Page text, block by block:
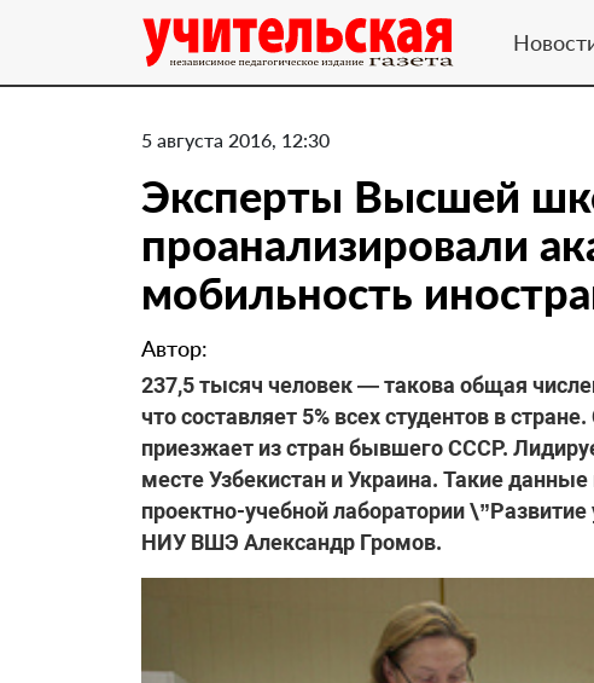
5 августа 2016, 12:30
Эксперты Высшей
проанализировали
мобильность
Автор:
237,5 тысяч человек — такова общая
что составляет 5% всех студентов в
приезжает из стран бывшего СССР.
месте Узбекистан и Украина. Такие
проектно-учебной лаборатории
НИУ ВШЭ Александр Громов.